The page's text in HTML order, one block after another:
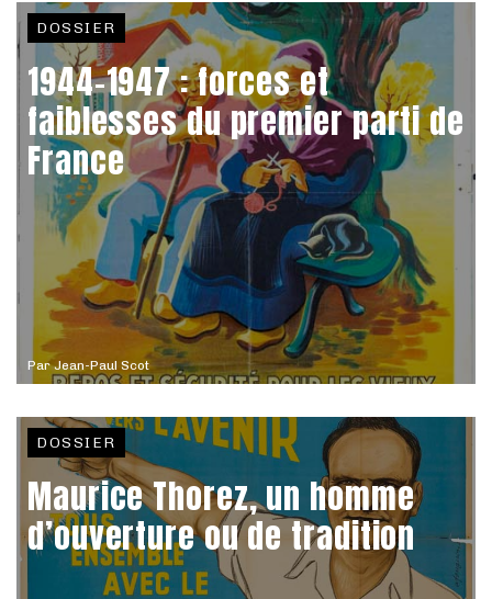
ParJean-Paul Scot
DOSSIER
1944-1947 : forces et
faiblesses du premier parti de
France
DOSSIER
Maurice Thorez, un homme
d’ouverture ou de tradition